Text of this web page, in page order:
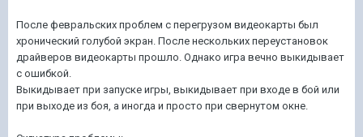
После февральских проблем с перегрузом видеокарты был
хронический голубой экран. После нескольких переустановок
драйверов видеокарты прошло. Однако игра вечно выкидывает
с ошибкой.
Выкидывает при запуске игры, выкидывает при входе в бой или
при выходе из боя, а иногда и просто при свернутом окне.